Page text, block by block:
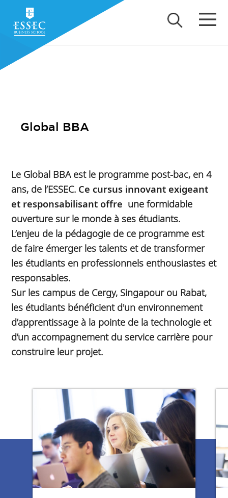
Global BBA
Le Global BBA est le programme post-bac, en 4
ans, de l’ESSEC. Ce cursus innovant exigeant
et responsabilisant offre une formidable
ouverture sur le monde à ses étudiants.
L’enjeu de la pédagogie de ce programme est
de faire émerger les talents et de transformer
les étudiants en professionnels enthousiastes et
responsables.
Sur les campus de Cergy, Singapour ou Rabat,
les étudiants bénéficient d'un environnement
d’apprentissage à la pointe de la technologie et
d’un accompagnement du service carrière pour
construire leur projet.